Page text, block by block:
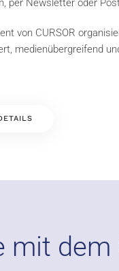
per Newsletter oder
von CURSOR
medienübergreifend
mit dem